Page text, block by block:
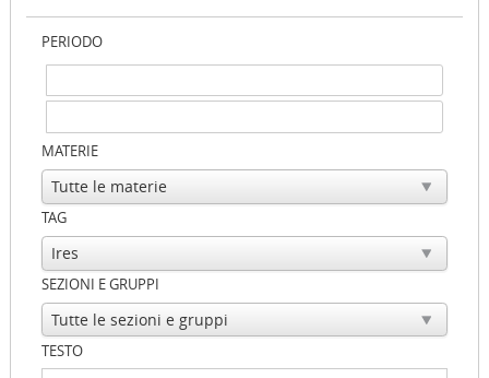
PERIODO
MATERIE
TAG
SEZIONI E GRUPPI
TESTO